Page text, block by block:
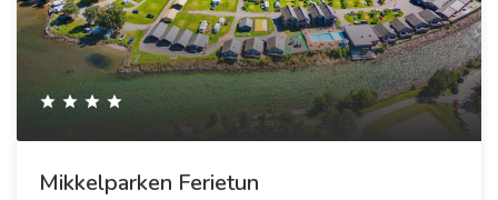
Mikkelparken Ferietun